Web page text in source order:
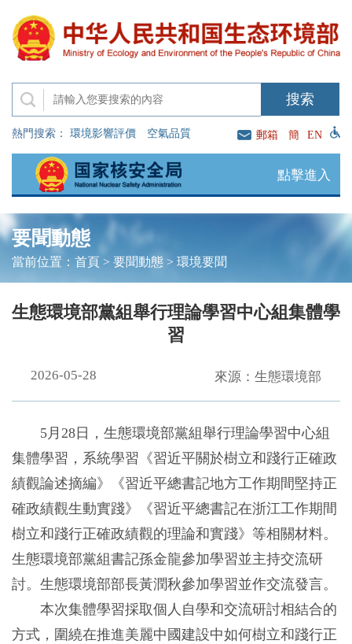
熱門搜索： 環境影響評價 空氣品質 郵箱 簡 EN
點擊進入
要聞動態
當前位置： 首頁> 要聞動態> 環境要聞
生態環境部黨組舉行理論學習中心組集體學
習
2026-05-28 來源：生態環境部
5月28日，生態環境部黨組舉行理論學習中心組
集體學習，系統學習《習近平關於樹立和踐行正確政
績觀論述摘編》《習近平總書記地方工作期間堅持正
確政績觀生動實踐》《習近平總書記在浙江工作期間
樹立和踐行正確政績觀的理論和實踐》等相關材料。
生態環境部黨組書記孫金龍參加學習並主持交流研
討。生態環境部部長黃潤秋參加學習並作交流發言。
本次集體學習採取個人自學和交流研討相結合的
方式，圍繞在推進美麗中國建設中如何樹立和踐行正